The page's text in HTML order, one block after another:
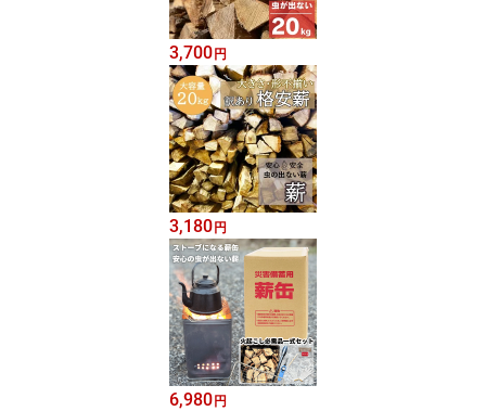
3,700円
3,180円
6,980円